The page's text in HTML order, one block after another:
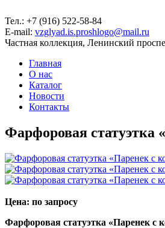
Тел.: +7 (916) 522-58-84
E-mail: vzglyad.is.proshlogo@mail.ru
Частная коллекция, Ленинский
Главная
О нас
Каталог
Новости
Контакты
Фарфоровая
Цена: по запросу
Фарфоровая статуэтка «Паренек с